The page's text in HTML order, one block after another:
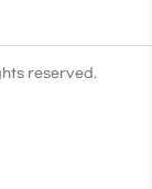
reserved.